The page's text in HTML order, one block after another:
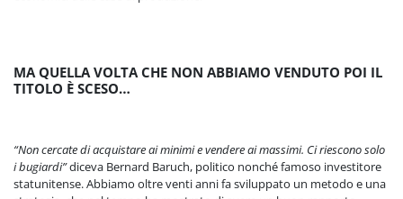
MA QUELLA VOLTA CHE NON ABBIAMO VENDUTO POI IL
TITOLO È SCESO…
“Non cercate di acquistare ai minimi e vendere ai massimi. Ci riescono solo
i bugiardi”diceva Bernard Baruch, politico nonché famoso investitore
statunitense. Abbiamo oltre venti anni fa sviluppato un metodo e una